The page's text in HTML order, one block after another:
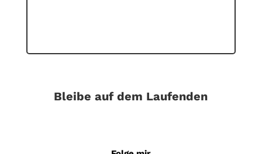
Bleibe auf dem Laufenden